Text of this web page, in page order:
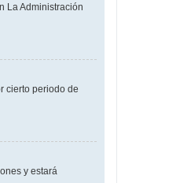
La Administración
cierto periodo de
y estará